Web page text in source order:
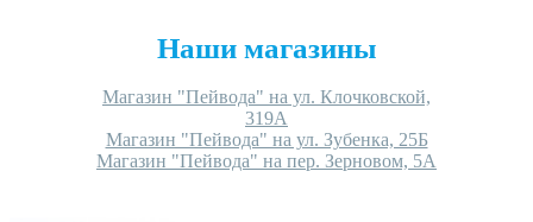
Наши магазины
Магазин "Пейвода" на ул. Клочковской,
319А
Магазин "Пейвода" на ул. Зубенка, 25Б
Магазин "Пейвода" на пер. Зерновом, 5А